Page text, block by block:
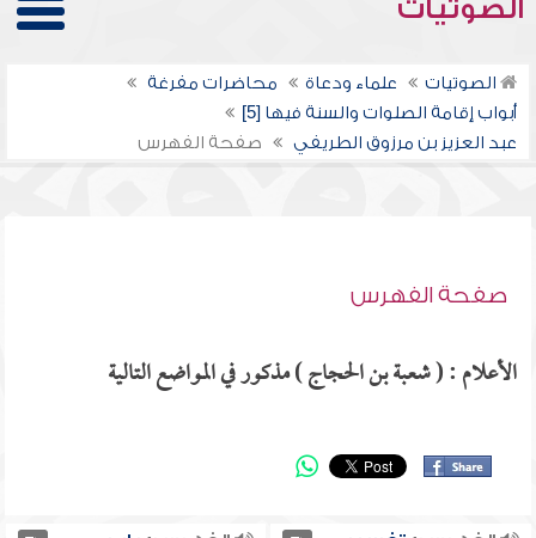
الصوتيات
الصوتيات علماء ودعاة
محاضرات مفرغة
أبواب إقامة الصلوات والسنة فيها [5]
عبد العزيز بن مرزوق الطريفي
صفحة الفهرس
صفحة الفهرس
الأعلام : ( شعبة بن الحجاج ) مذكور في المواضع التالية